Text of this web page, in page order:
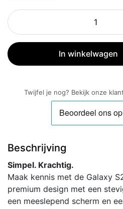
Samsung
S25
256GB
Mintgroen
In winkelwagen
Twijfel je nog? Bekijk onze
Beschrijving
Simpel. Krachtig.
Maak kennis met de Galaxy
premium design met een
een meeslepend scherm en